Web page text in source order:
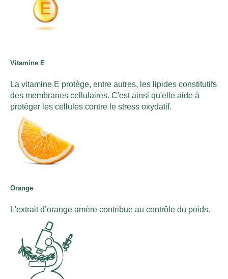
Vitamine E
La vitamine E protège, entre autres, les lipides constitutifs
des membranes cellulaires. C'est ainsi qu'elle aide à
protéger les cellules contre le stress oxydatif.
Orange
L'extrait d’orange amère contribue au contrôle du poids.